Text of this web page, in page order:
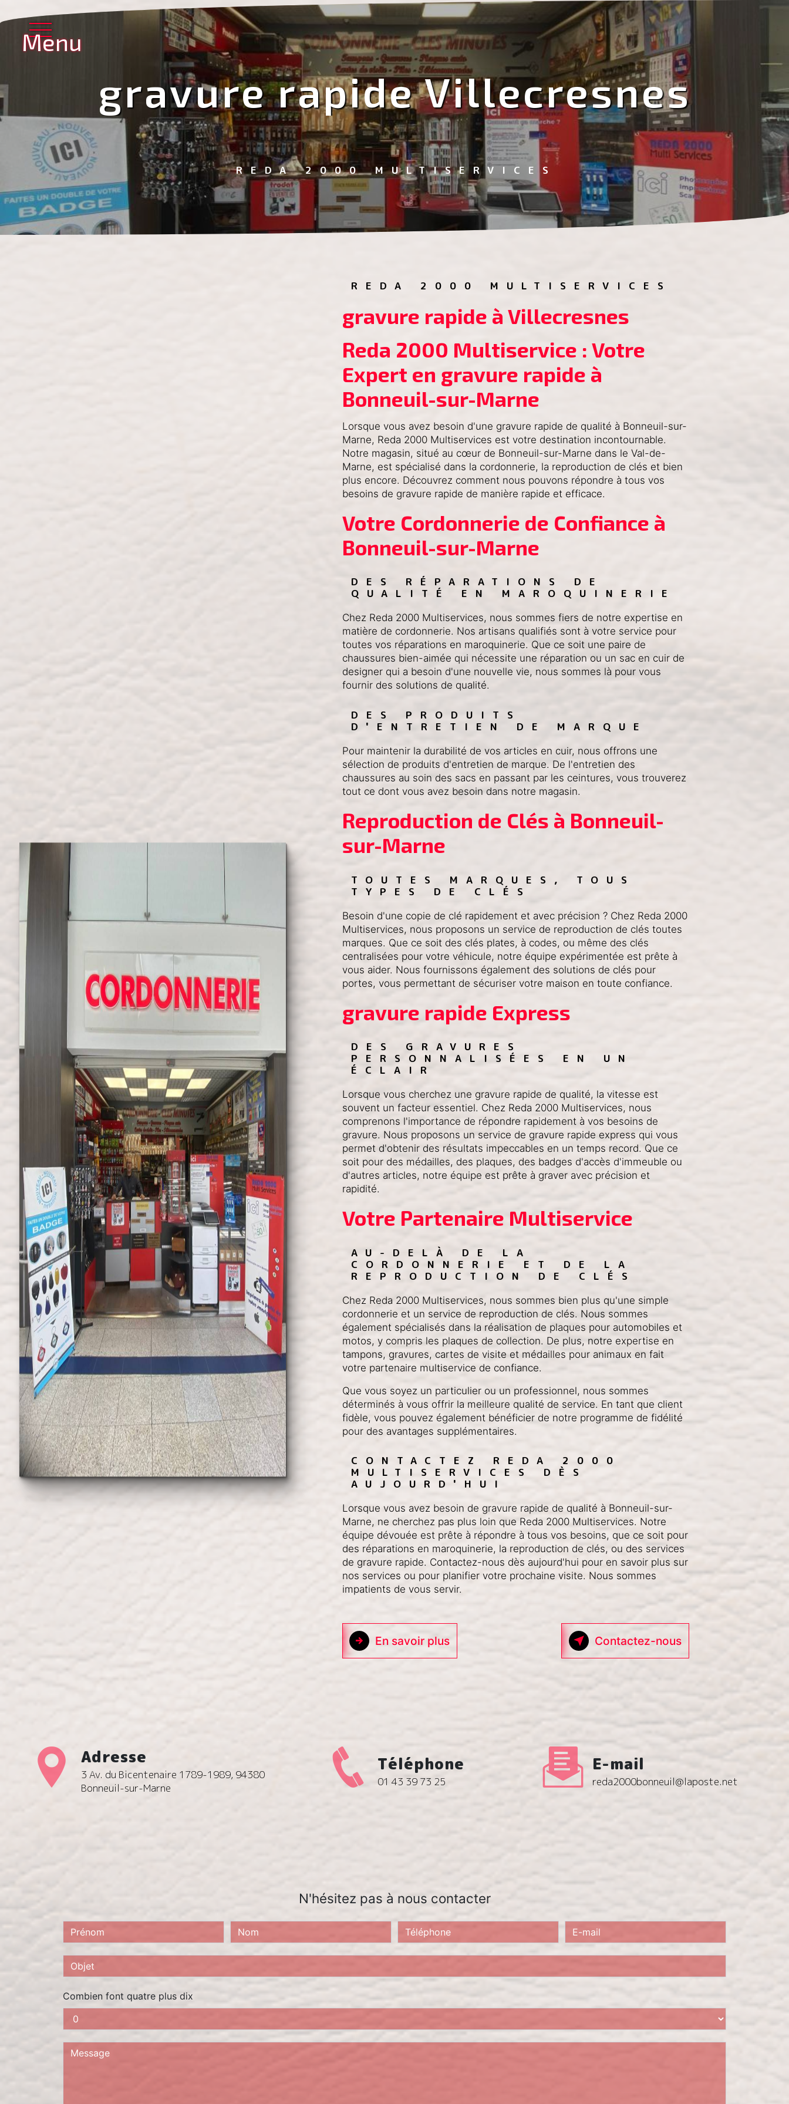
Menu
gravure rapide Villecresnes
REDA 2000 MULTISERVICES
REDA 2000 MULTISERVICES
gravure rapide à Villecresnes
Reda 2000 Multiservice : Votre
Expert en gravure rapide à
Bonneuil-sur-Marne
Lorsque vous avez besoin d'une gravure rapide de qualité à Bonneuil-sur-
Marne, Reda 2000 Multiservices est votre destination incontournable.
Notre magasin, situé au cœur de Bonneuil-sur-Marne dans le Val-de-
Marne, est spécialisé dans la cordonnerie, la reproduction de clés et bien
plus encore. Découvrez comment nous pouvons répondre à tous vos
besoins de gravure rapide de manière rapide et efficace.
Votre Cordonnerie de Confiance à
Bonneuil-sur-Marne
DES RÉPARATIONS DE
QUALITÉ EN MAROQUINERIE
Chez Reda 2000 Multiservices, nous sommes fiers de notre expertise en
matière de cordonnerie. Nos artisans qualifiés sont à votre service pour
toutes vos réparations en maroquinerie. Que ce soit une paire de
chaussures bien-aimée qui nécessite une réparation ou un sac en cuir de
designer qui a besoin d'une nouvelle vie, nous sommes là pour vous
fournir des solutions de qualité.
DES PRODUITS
D'ENTRETIEN DE MARQUE
Pour maintenir la durabilité de vos articles en cuir, nous offrons une
sélection de produits d'entretien de marque. De l'entretien des
chaussures au soin des sacs en passant par les ceintures, vous trouverez
tout ce dont vous avez besoin dans notre magasin.
Reproduction de Clés à Bonneuil-
sur-Marne
TOUTES MARQUES, TOUS
TYPES DE CLÉS
Besoin d'une copie de clé rapidement et avec précision ? Chez Reda 2000
Multiservices, nous proposons un service de reproduction de clés toutes
marques. Que ce soit des clés plates, à codes, ou même des clés
centralisées pour votre véhicule, notre équipe expérimentée est prête à
vous aider. Nous fournissons également des solutions de clés pour
portes, vous permettant de sécuriser votre maison en toute confiance.
gravure rapide Express
DES GRAVURES
PERSONNALISÉES EN UN
ÉCLAIR
Lorsque vous cherchez une gravure rapide de qualité, la vitesse est
souvent un facteur essentiel. Chez Reda 2000 Multiservices, nous
comprenons l'importance de répondre rapidement à vos besoins de
gravure. Nous proposons un service de gravure rapide express qui vous
permet d'obtenir des résultats impeccables en un temps record. Que ce
soit pour des médailles, des plaques, des badges d'accès d'immeuble ou
d'autres articles, notre équipe est prête à graver avec précision et
rapidité.
Votre Partenaire Multiservice
AU-DELÀ DE LA
CORDONNERIE ET DE LA
REPRODUCTION DE CLÉS
Chez Reda 2000 Multiservices, nous sommes bien plus qu'une simple
cordonnerie et un service de reproduction de clés. Nous sommes
également spécialisés dans la réalisation de plaques pour automobiles et
motos, y compris les plaques de collection. De plus, notre expertise en
tampons, gravures, cartes de visite et médailles pour animaux en fait
votre partenaire multiservice de confiance.
Que vous soyez un particulier ou un professionnel, nous sommes
déterminés à vous offrir la meilleure qualité de service. En tant que client
fidèle, vous pouvez également bénéficier de notre programme de fidélité
pour des avantages supplémentaires.
CONTACTEZ REDA 2000
MULTISERVICES DÈS
AUJOURD'HUI
Lorsque vous avez besoin de gravure rapide de qualité à Bonneuil-sur-
Marne, ne cherchez pas plus loin que Reda 2000 Multiservices. Notre
équipe dévouée est prête à répondre à tous vos besoins, que ce soit pour
des réparations en maroquinerie, la reproduction de clés, ou des services
de gravure rapide. Contactez-nous dès aujourd'hui pour en savoir plus sur
nos services ou pour planifier votre prochaine visite. Nous sommes
impatients de vous servir.
En savoir plus Contactez-nous
Adresse
3 Av. du Bicentenaire 1789-1989, 94380
Bonneuil-sur-Marne
Téléphone
01 43 39 73 25
E-mail
reda2000bonneuil@laposte.net
N'hésitez pas à nous contacter
Combien font quatre plus dix
Panneau de gestion des cookies